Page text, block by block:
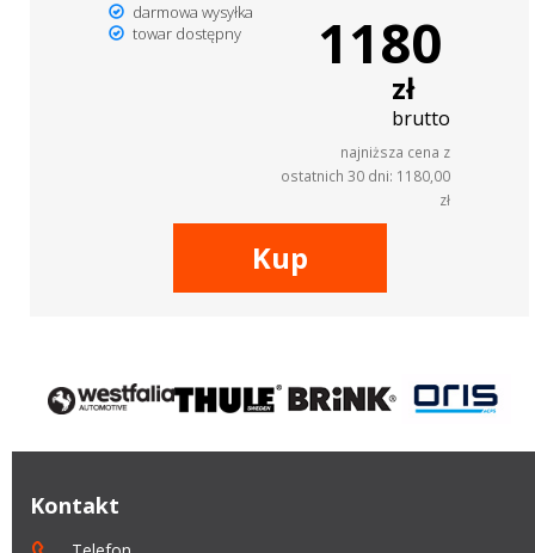
darmowa wysyłka
towar dostępny
1180
zł
brutto
najniższa cena z
ostatnich 30 dni: 1180,00
zł
Kup
Kontakt